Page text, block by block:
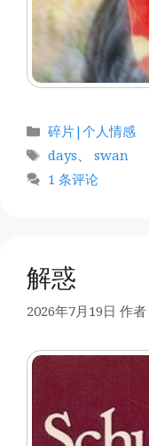
分
类
碎片|个人情感
标
签
days、 swan
1 条评论
解惑
2026年7月19日 作者